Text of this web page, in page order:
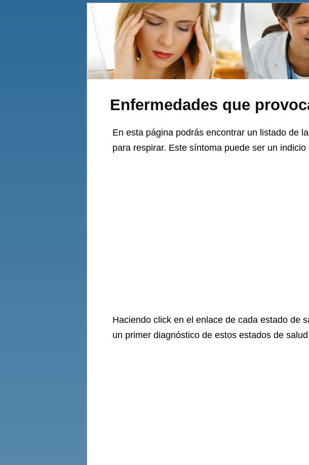
Enfermedades que
En esta página podrás encontrar un listado de
para respirar. Este síntoma puede ser un
Haciendo click en el enlace de cada estado de
un primer diagnóstico de estos estados de